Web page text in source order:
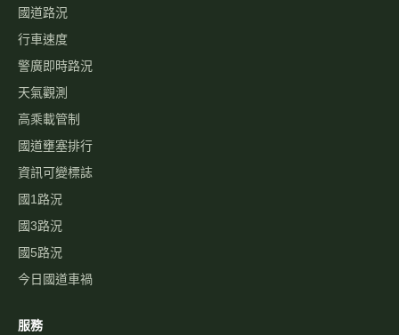
國道路況
行車速度
警廣即時路況
天氣觀測
高乘載管制
國道壅塞排行
資訊可變標誌
國1路況
國3路況
國5路況
今日國道車禍
服務